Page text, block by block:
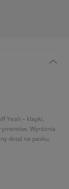
Yeah – klapki,
Wyróżnia
detal na pasku.